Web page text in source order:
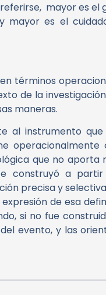
mayor es el
mayor es el
términos
de la
maneras.
al instrumento
operacionalmente
que no aporta
construyó a
precisa y
de esa
si no fue
evento, y las